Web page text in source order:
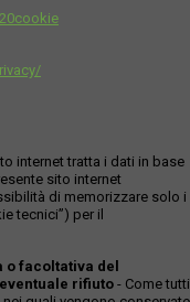
internet tratta i dati in base
sito internet
di memorizzare solo i
tecnici”) per il
facoltativa del
rifiuto - Come tutti